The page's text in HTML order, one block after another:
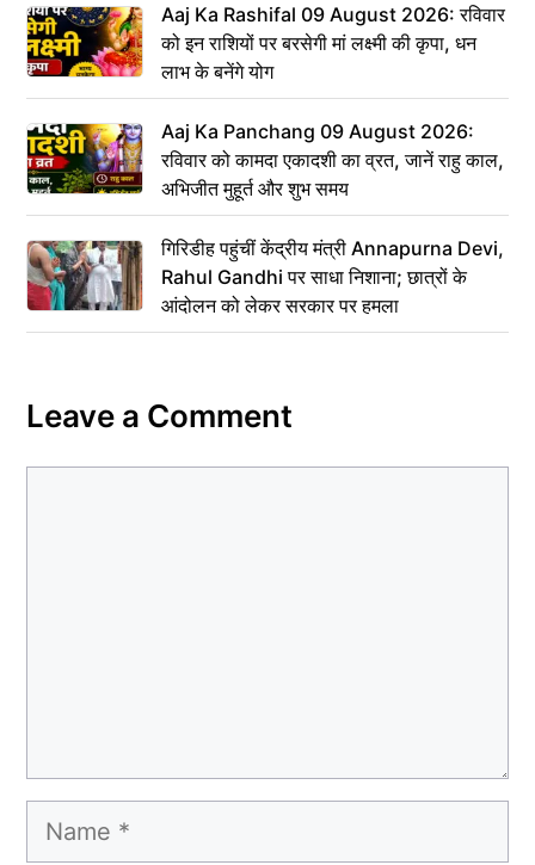
Aaj Ka Rashifal 09 August 2026: रविवार
को इन राशियों पर बरसेगी मां लक्ष्मी की कृपा, धन
लाभ के बनेंगे योग
Aaj Ka Panchang 09 August 2026:
रविवार को कामदा एकादशी का व्रत, जानें राहु काल,
अभिजीत मुहूर्त और शुभ समय
गिरिडीह पहुंचीं केंद्रीय मंत्री Annapurna Devi,
Rahul Gandhi पर साधा निशाना; छात्रों के
आंदोलन को लेकर सरकार पर हमला
Leave a Comment
Name